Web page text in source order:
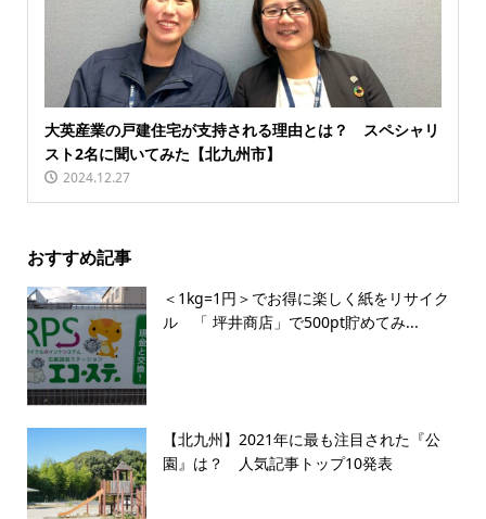
大英産業の戸建住宅が支持される理由とは？ スペシャリ
スト2名に聞いてみた【北九州市】
2024.12.27
おすすめ記事
＜1kg=1円＞でお得に楽しく紙をリサイク
ル 「 坪井商店」で500pt貯めてみ...
【北九州】2021年に最も注目された『公
園』は？ 人気記事トップ10発表